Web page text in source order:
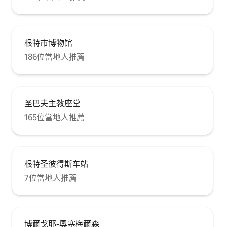
根特市博物馆
186位當地人推薦
圣巴夫主教座堂
165位當地人推薦
根特圣彼得斯车站
7位當地人推薦
博爾戈耶-奧塞梅爾森